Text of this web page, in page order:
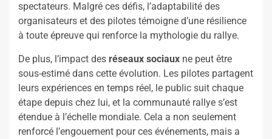
spectateurs. Malgré ces défis, l’adaptabilité des
organisateurs et des pilotes témoigne d’une résilience
à toute épreuve qui renforce la mythologie du rallye.
De plus, l’impact des réseaux sociaux ne peut être
sous-estimé dans cette évolution. Les pilotes partagent
leurs expériences en temps réel, le public suit chaque
étape depuis chez lui, et la communauté rallye s’est
étendue à l’échelle mondiale. Cela a non seulement
renforcé l’engouement pour ces événements, mais a